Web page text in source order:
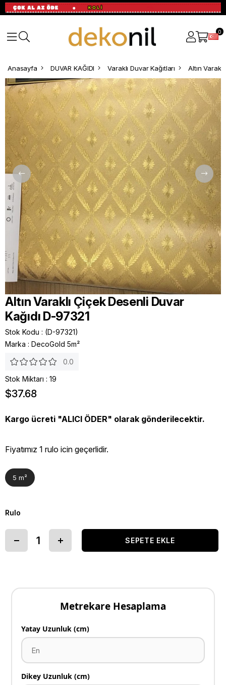
0
Anasayfa DUVAR KAĞIDI Varaklı Duvar Kağıtları Altın
Altın Varaklı Çiçek Desenli Duvar
Kağıdı D-97321
Stok Kodu
(D-97321)
Marka : DecoGold 5m²
0.0
Stok Miktarı : 19
$37.68
Kargo ücreti "ALICI ÖDER" olarak gönderilecektir.
Fiyatımız 1 rulo icin geçerlidir.
5 m²
Rulo
Metrekare Hesaplama
Yatay Uzunluk (cm)
Dikey Uzunluk (cm)